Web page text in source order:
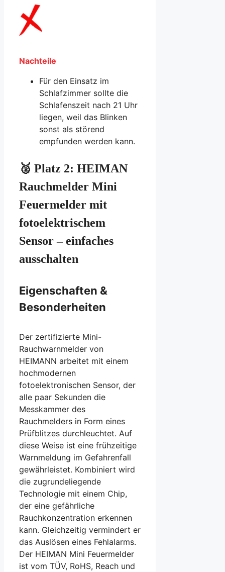
Nachteile
Für den Einsatz im
Schlafzimmer sollte die
Schlafenszeit nach 21 Uhr
liegen, weil das Blinken
sonst als störend
empfunden werden kann.
🥈 Platz 2: HEIMAN
Rauchmelder Mini
Feuermelder mit
fotoelektrischem
Sensor – einfaches
ausschalten
Eigenschaften &
Besonderheiten
Der zertifizierte Mini-
Rauchwarnmelder von
HEIMANN arbeitet mit einem
hochmodernen
fotoelektronischen Sensor, der
alle paar Sekunden die
Messkammer des
Rauchmelders in Form eines
Prüfblitzes durchleuchtet. Auf
diese Weise ist eine frühzeitige
Warnmeldung im Gefahrenfall
gewährleistet. Kombiniert wird
die zugrundeliegende
Technologie mit einem Chip,
der eine gefährliche
Rauchkonzentration erkennen
kann. Gleichzeitig vermindert er
das Auslösen eines Fehlalarms.
Der HEIMAN Mini Feuermelder
ist vom TÜV, RoHS, Reach und